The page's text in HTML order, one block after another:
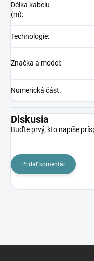
Délka kabelu
(m):
Technologie:
Značka a model :
Numerická část:
Diskusia
Buďte prvý, kto napíše
Pridať komentár